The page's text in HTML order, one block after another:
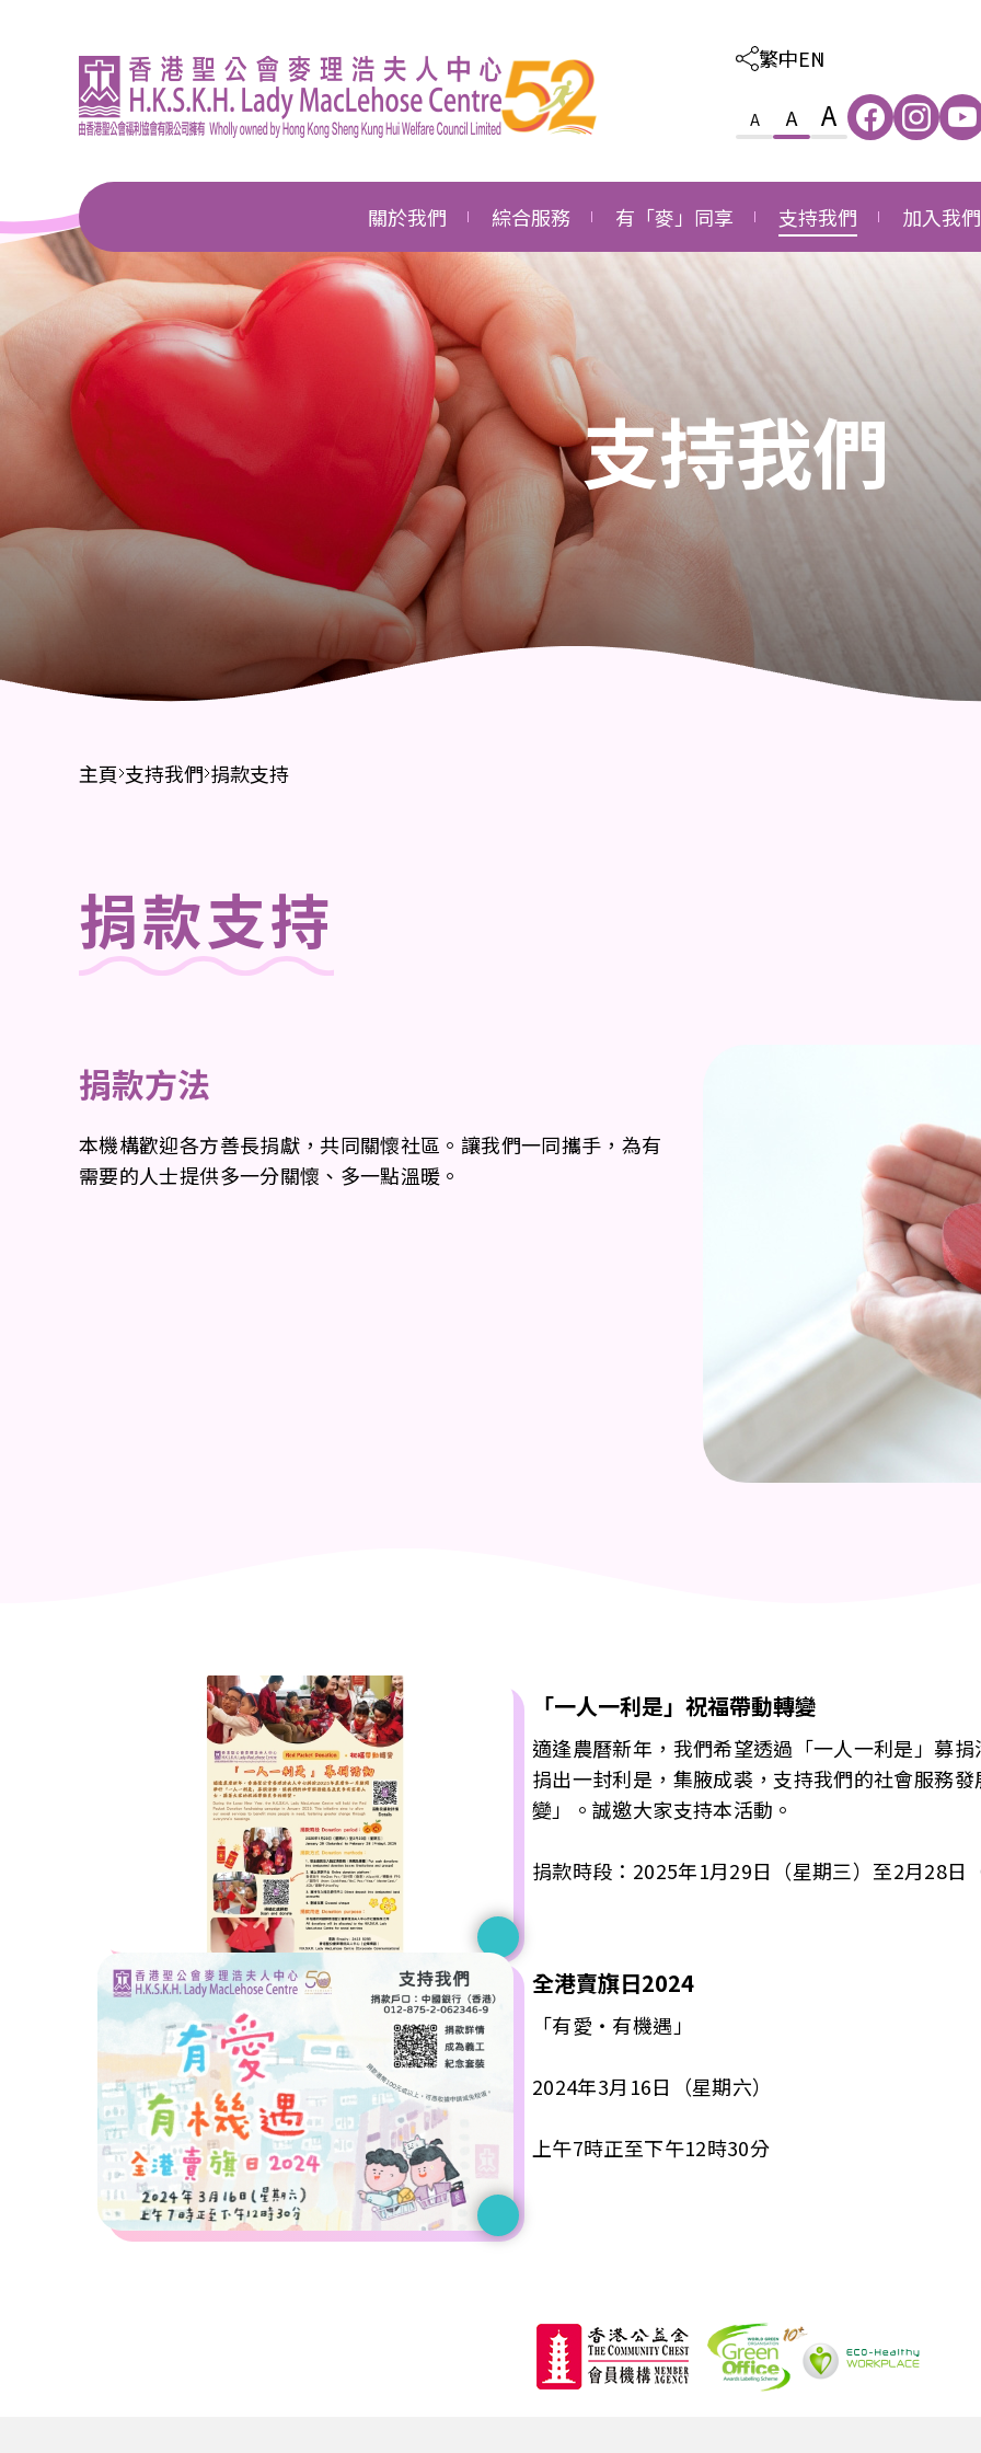
繁中EN
A A A
關於我們
機構簡介
總幹事的話
企業管治
獎項及殊榮
新聞中心
財務報告
招標公告
綜合服務
照顧及教育綜合服務
家庭及社區綜合服務
就業發展綜合服務
長者社區支援綜合服務
長者社區照顧綜合服務
社區健康綜合服務
有「麥」同享
感恩
支持我們
外購服務
成為義工
成為企業伙伴
鳴謝
加入我們
職位空缺
支持我們
主頁 支持我們 捐款支持
捐款支持
捐款方法
本機構歡迎各方善長捐獻，共同關懷社區。讓我們一同攜手，為有
需要的人士提供多一分關懷、多一點溫暖。
「一人一利是」祝福帶動轉變
適逢農曆新年，我們希望透過「一人一利是」募
捐出一封利是，集腋成裘，支持我們的社會服務
變」。誠邀大家支持本活動。
捐款時段：2025年1月29日（星期三）至2月28日
全港賣旗日2024
「有愛‧有機遇」
2024年3月16日（星期六）
上午7時正至下午12時30分